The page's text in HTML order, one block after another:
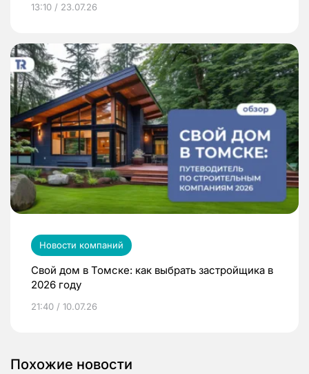
13:10 / 23.07.26
Новости компаний
Свой дом в Томске: как выбрать застройщика в
2026 году
21:40 / 10.07.26
Похожие новости